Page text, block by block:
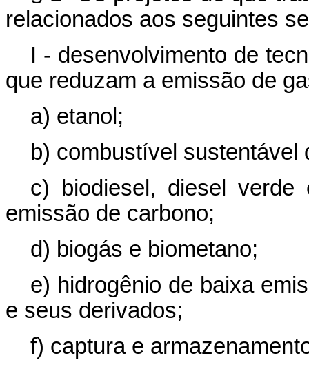
relacionados aos seguintes
I - desenvolvimento de
que reduzam a emissão de
a) etanol;
b) combustível sustentável
c) biodiesel, diesel verde
emissão de carbono;
d) biogás e biometano;
e) hidrogênio de baixa
e seus derivados;
f) captura e